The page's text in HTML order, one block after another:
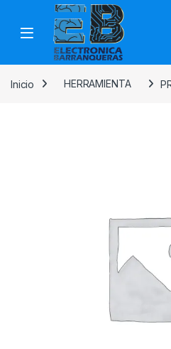
Inicio HERRAMIENTA